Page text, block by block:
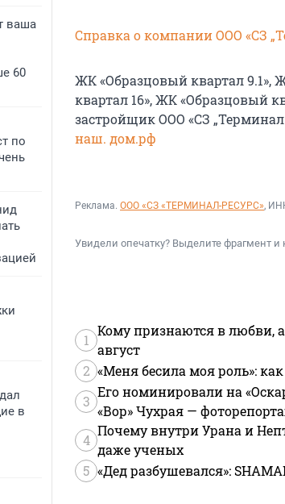
ваша
60
по
в
Справка о компании ООО «СЗ
ЖК «Образцовый квартал 9.1»,
квартал 16», ЖК «Образцовый
застройщик ООО «СЗ
наш. дом.рф
Реклама. ООО «СЗ «ТЕРМИНАЛ-РЕСУРС»,
Увидели опечатку? Выделите фрагмент и
1
Кому признаются в любви,
август
2 «Меня бесила моя роль»:
3
Его номинировали на
«Вор» Чухрая —
4
Почему внутри Урана и
даже ученых
5 «Дед разбушевался»: